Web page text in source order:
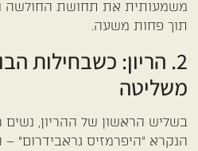
משמעותית את תחושת החולשה
תוך פחות משעה.
2. הריון: כשבחילות
משליטה
בשליש הראשון של ההריון,
הנקרא "היפרמזיס גראבידרום"